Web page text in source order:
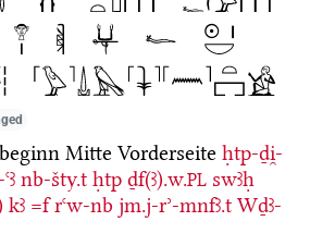
Mitte Vorderseite ḥtp-ḏi̯-
nb-šty.t ḥtp ḏf(ꜣ).w.PL swꜣḥ
kꜣ =f rꜥw-nb jm.j-rʾ-mnfꜣ.t Wḏꜣ-